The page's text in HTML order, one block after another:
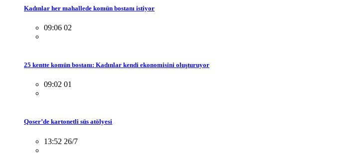
Kadınlar her mahallede komün bostanı istiyor
09:06 02
25 kentte komün bostanı: Kadınlar kendi ekonomisini oluşturuyor
09:02 01
Qoser’de kartonetli süs atölyesi
13:52 26/7